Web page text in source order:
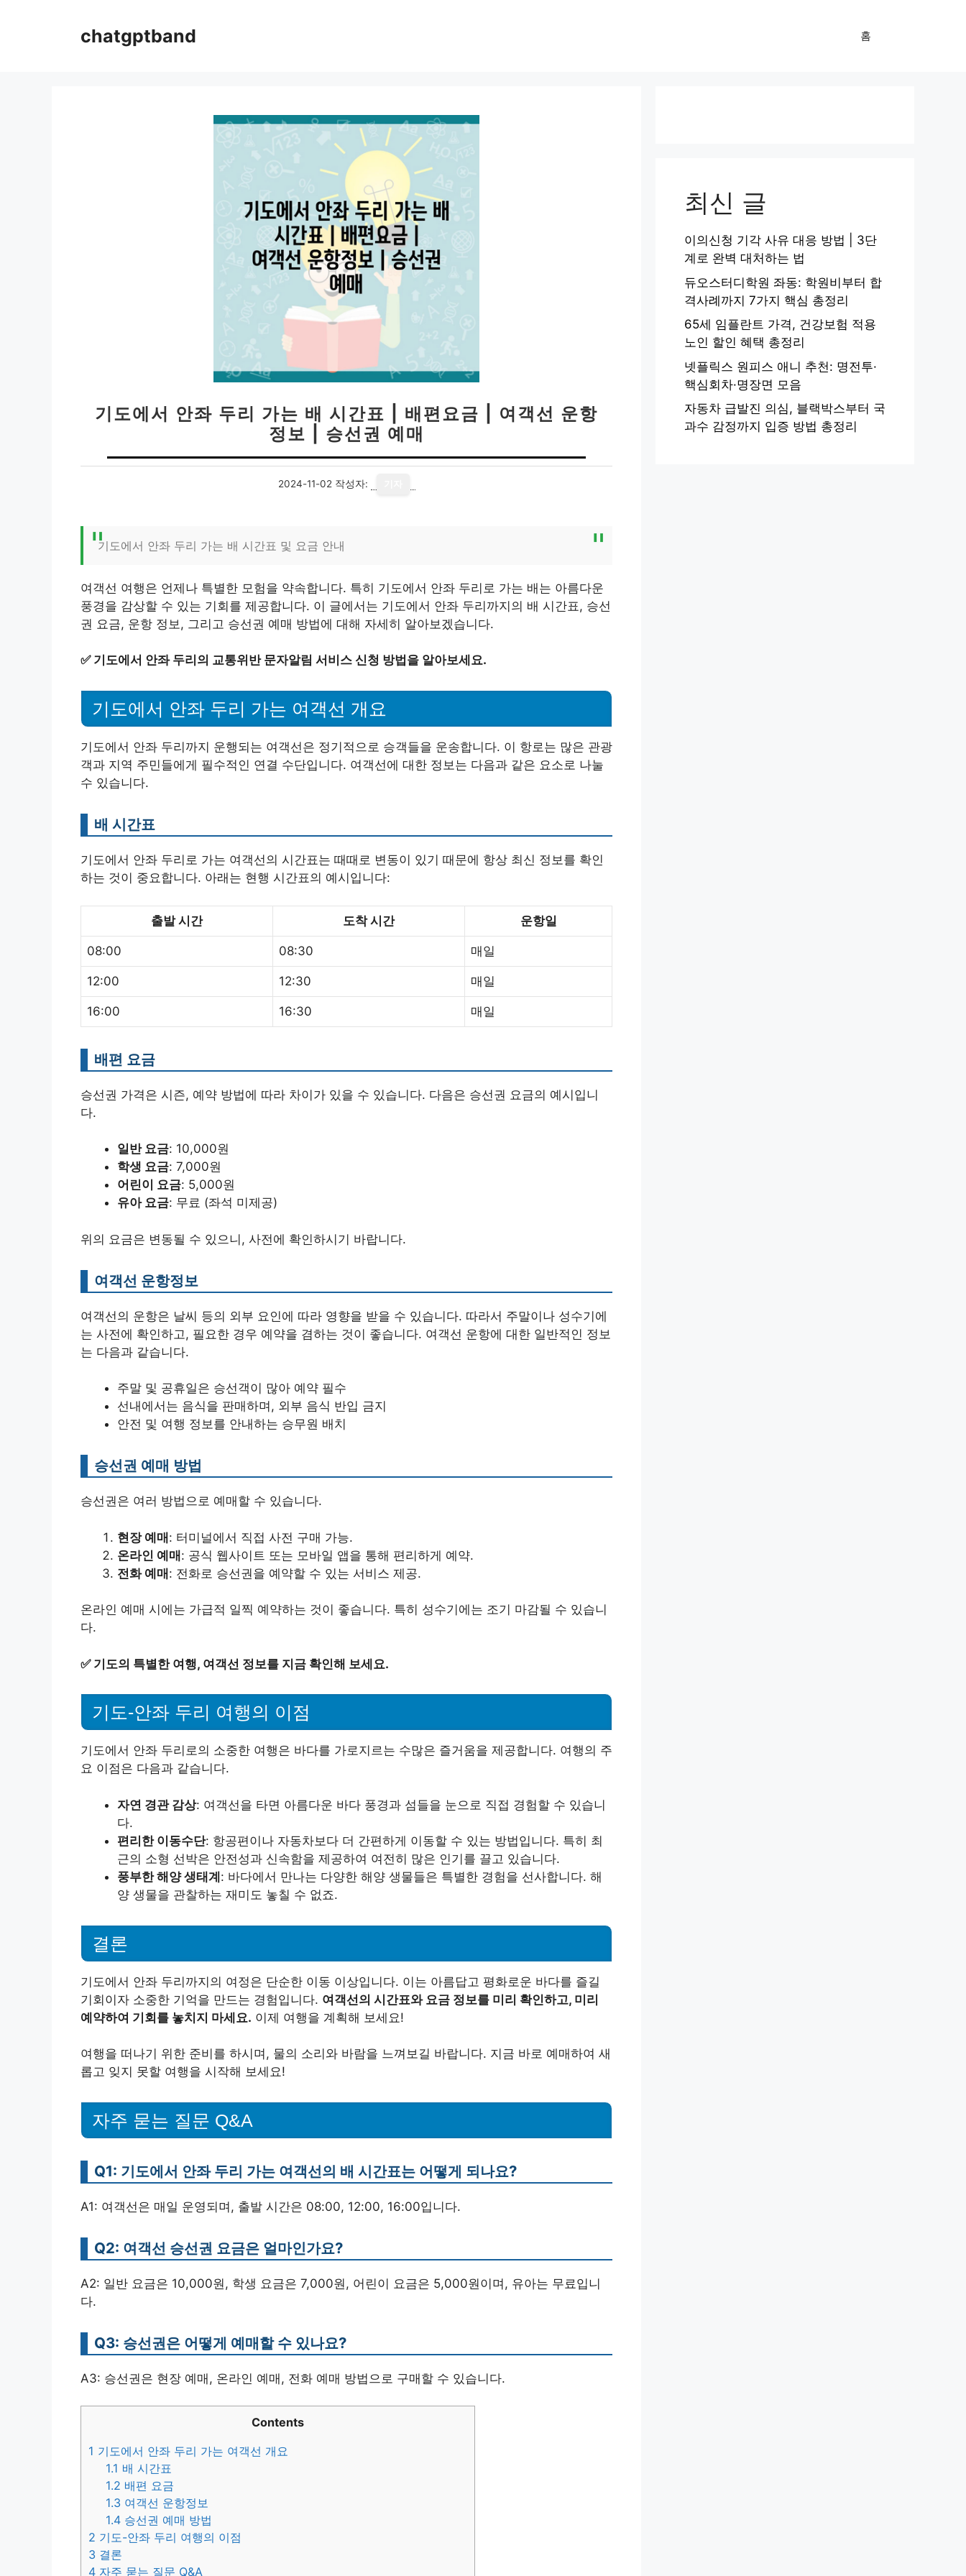
chatgptband 홈
기도에서 안좌 두리 가는 배 시간표 | 배편요금 | 여객선 운항
정보 | 승선권 예매
2024-11-02 작성자:
기도에서 안좌 두리 가는 배 시간표 및 요금 안내
여객선 여행은 언제나 특별한 모험을 약속합니다. 특히 기도에서 안좌 두리로 가는 배는 아름다운
풍경을 감상할 수 있는 기회를 제공합니다. 이 글에서는 기도에서 안좌 두리까지의 배 시간표, 승선
권 요금, 운항 정보, 그리고 승선권 예매 방법에 대해 자세히 알아보겠습니다.
✅ 기도에서 안좌 두리의 교통위반 문자알림 서비스 신청 방법을 알아보세요.
기도에서 안좌 두리 가는 여객선 개요
기도에서 안좌 두리까지 운행되는 여객선은 정기적으로 승객들을 운송합니다. 이 항로는 많은 관광
객과 지역 주민들에게 필수적인 연결 수단입니다. 여객선에 대한 정보는 다음과 같은 요소로 나눌
수 있습니다.
배 시간표
기도에서 안좌 두리로 가는 여객선의 시간표는 때때로 변동이 있기 때문에 항상 최신 정보를 확인
하는 것이 중요합니다. 아래는 현행 시간표의 예시입니다:
출발 시간 도착 시간 운항일
08:00 08:30 매일
12:00 12:30 매일
16:00 16:30 매일
배편 요금
승선권 가격은 시즌, 예약 방법에 따라 차이가 있을 수 있습니다. 다음은 승선권 요금의 예시입니
다.
일반 요금: 10,000원
학생 요금: 7,000원
어린이 요금: 5,000원
유아 요금: 무료 (좌석 미제공)
위의 요금은 변동될 수 있으니, 사전에 확인하시기 바랍니다.
여객선 운항정보
여객선의 운항은 날씨 등의 외부 요인에 따라 영향을 받을 수 있습니다. 따라서 주말이나 성수기에
는 사전에 확인하고, 필요한 경우 예약을 겸하는 것이 좋습니다. 여객선 운항에 대한 일반적인 정보
는 다음과 같습니다.
주말 및 공휴일은 승선객이 많아 예약 필수
선내에서는 음식을 판매하며, 외부 음식 반입 금지
안전 및 여행 정보를 안내하는 승무원 배치
승선권 예매 방법
승선권은 여러 방법으로 예매할 수 있습니다.
현장 예매: 터미널에서 직접 사전 구매 가능.
온라인 예매: 공식 웹사이트 또는 모바일 앱을 통해 편리하게 예약.
전화 예매: 전화로 승선권을 예약할 수 있는 서비스 제공.
온라인 예매 시에는 가급적 일찍 예약하는 것이 좋습니다. 특히 성수기에는 조기 마감될 수 있습니
다.
✅ 기도의 특별한 여행, 여객선 정보를 지금 확인해 보세요.
기도-안좌 두리 여행의 이점
기도에서 안좌 두리로의 소중한 여행은 바다를 가로지르는 수많은 즐거움을 제공합니다. 여행의 주
요 이점은 다음과 같습니다.
자연 경관 감상: 여객선을 타면 아름다운 바다 풍경과 섬들을 눈으로 직접 경험할 수 있습니
다.
편리한 이동수단: 항공편이나 자동차보다 더 간편하게 이동할 수 있는 방법입니다. 특히 최
근의 소형 선박은 안전성과 신속함을 제공하여 여전히 많은 인기를 끌고 있습니다.
풍부한 해양 생태계: 바다에서 만나는 다양한 해양 생물들은 특별한 경험을 선사합니다. 해
양 생물을 관찰하는 재미도 놓칠 수 없죠.
결론
기도에서 안좌 두리까지의 여정은 단순한 이동 이상입니다. 이는 아름답고 평화로운 바다를 즐길
기회이자 소중한 기억을 만드는 경험입니다. 여객선의 시간표와 요금 정보를 미리 확인하고, 미리
예약하여 기회를 놓치지 마세요. 이제 여행을 계획해 보세요!
여행을 떠나기 위한 준비를 하시며, 물의 소리와 바람을 느껴보길 바랍니다. 지금 바로 예매하여 새
롭고 잊지 못할 여행을 시작해 보세요!
자주 묻는 질문 Q&A
Q1: 기도에서 안좌 두리 가는 여객선의 배 시간표는 어떻게 되나요?
A1: 여객선은 매일 운영되며, 출발 시간은 08:00, 12:00, 16:00입니다.
Q2: 여객선 승선권 요금은 얼마인가요?
A2: 일반 요금은 10,000원, 학생 요금은 7,000원, 어린이 요금은 5,000원이며, 유아는 무료입니
다.
Q3: 승선권은 어떻게 예매할 수 있나요?
A3: 승선권은 현장 예매, 온라인 예매, 전화 예매 방법으로 구매할 수 있습니다.
Contents
1 기도에서 안좌 두리 가는 여객선 개요
1.1 배 시간표
1.2 배편 요금
1.3 여객선 운항정보
1.4 승선권 예매 방법
2 기도-안좌 두리 여행의 이점
3 결론
4 자주 묻는 질문 Q&A
최신 글
이의신청 기각 사유 대응 방법 | 3단
계로 완벽 대처하는 법
듀오스터디학원 좌동: 학원비부터 합
격사례까지 7가지 핵심 총정리
65세 임플란트 가격, 건강보험 적용
노인 할인 혜택 총정리
넷플릭스 원피스 애니 추천: 명전투·
핵심회차·명장면 모음
자동차 급발진 의심, 블랙박스부터 국
과수 감정까지 입증 방법 총정리